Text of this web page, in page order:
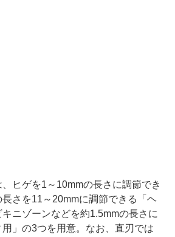
ヒゲを1～10mmの長さに調節でき
さを11～20mmに調節できる「ヘ
ニゾーンなどを約1.5mmの長さに
」の3つを用意。なお、直刃では